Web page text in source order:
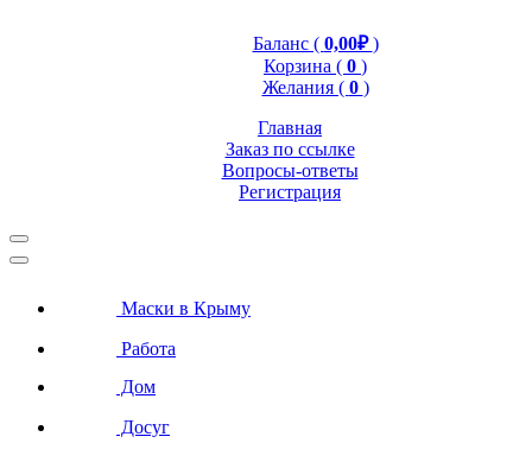
Баланс ( 0,00₽)
Корзина ( 0 )
Желания ( 0 )
Главная
Заказ по ссылке
Вопросы-ответы
Регистрация
Маски в Крыму
Работа
Дом
Досуг